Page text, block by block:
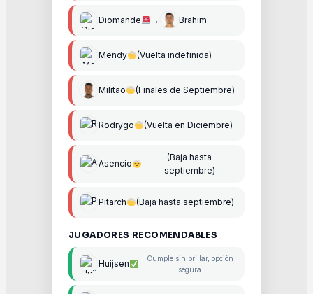
Diomande → Brahim
Mendy (Vuelta indefinida)
Militao (Finales de Septiembre)
Rodrygo (Vuelta en Diciembre)
Asencio
(Baja hasta
septiembre)
Pitarch (Baja hasta septiembre)
JUGADORES RECOMENDABLES
Huijsen
Cumple sin brillar, opción
segura